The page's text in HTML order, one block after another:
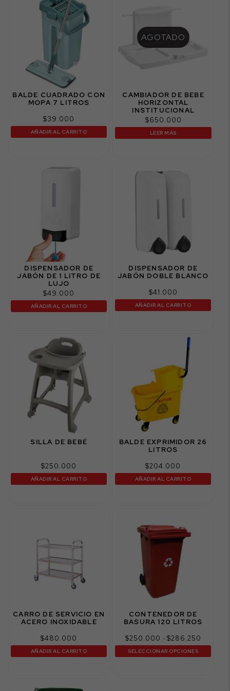
BALDE CUADRADO CON
MOPA 7 LITROS
$39.000
AÑADIR AL CARRITO
AGOTADO
CAMBIADOR DE BEBE
HORIZONTAL
INSTITUCIONAL
$650.000
LEER MÁS
DISPENSADOR DE
JABÓN DE 1 LITRO DE
LUJO
$49.000
AÑADIR AL CARRITO
DISPENSADOR DE
JABÓN DOBLE BLANCO
$41.000
AÑADIR AL CARRITO
SILLA DE BEBÉ
$250.000
AÑADIR AL CARRITO
BALDE EXPRIMIDOR 26
LITROS
$204.000
AÑADIR AL CARRITO
CARRO DE SERVICIO EN
ACERO INOXIDABLE
$480.000
AÑADIR AL CARRITO
CONTENEDOR DE
BASURA 120 LITROS
$250.000 -$286.250
precios:
SELECCIONAR OPCIONES